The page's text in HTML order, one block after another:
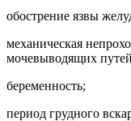
обострение язвы
механическая
мочевыводящих
беременность;
период грудного